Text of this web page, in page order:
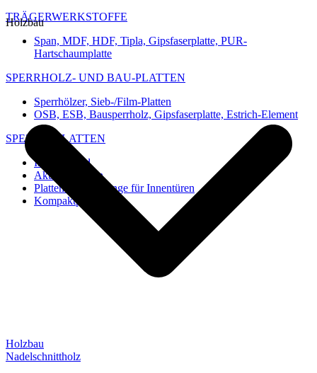
TRÄGERWERKSTOFFE
Span, MDF, HDF, Tipla, Gipsfaserplatte, PUR-
Hartschaumplatte
SPERRHOLZ- UND BAU-PLATTEN
Sperrhölzer, Sieb-/Film-Platten
OSB, ESB, Bausperrholz, Gipsfaserplatte, Estrich-Element
SPEZIAL-PLATTEN
Imi-Verbund
Akustik-Platten
Platten und Rohlinge für Innentüren
Kompaktplatten
Holzbau
Holzbau
Nadelschnittholz